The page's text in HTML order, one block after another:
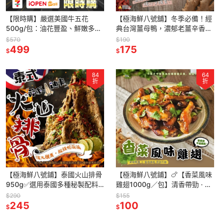
【限時購】嚴選美國牛五花
500g/包：油花豐盈、鮮嫩多
汁，肉食控 🍱(原肉切片)燒烤火
鍋必備！
$570
$499
【極海鮮八號舖】冬季必備！經
典台灣薑母鴨，濃郁老薑辛香超
開胃 🦆湯頭濃郁不油膩，冬日家
庭聚餐首選 🍲小資族的暖心鍋物
$190
$175
84
折
【極海鮮八號鋪】泰國火山排骨
950g✅選用泰國多種秘製配料
製作、味道辛辣、酸爽，排骨嫩
滑多汁
$290
$245
64
折
【極海鮮八號鋪】🍗【香菜風味
雞翅1000g／包】清香帶勁 · 多
種料理方式 · 全家下飯首選
$155
$100